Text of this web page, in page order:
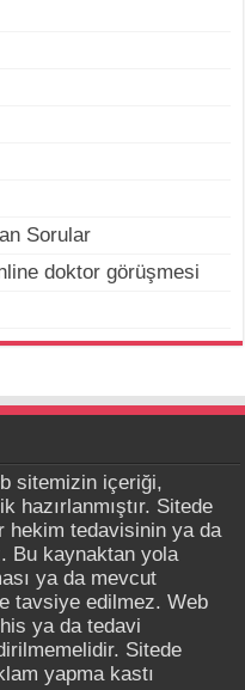
Sorular
doktor görüşmesi
sitemizin içeriği,
hazırlanmıştır. Sitede
hekim tedavisinin ya da
Bu kaynaktan yola
ya da mevcut
tavsiye edilmez. Web
ya da tedavi
Sitede
yapma kastı